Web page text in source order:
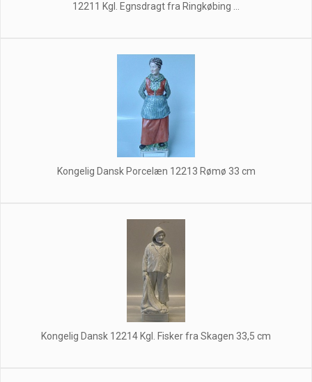
12211 Kgl. Egnsdragt fra Ringkøbing ...
Kongelig Dansk Porcelæn 12213 Rømø 33 cm
Kongelig Dansk 12214 Kgl. Fisker fra Skagen 33,5 cm